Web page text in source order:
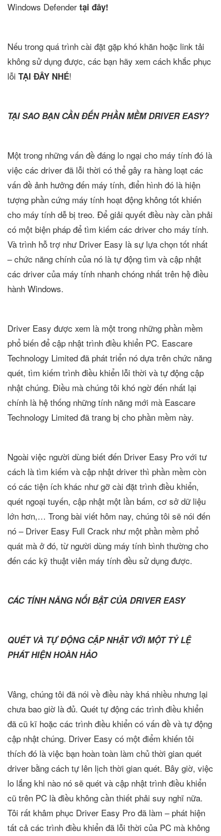
Windows Defender tại đây!
Nếu trong quá trình cài đặt gặp khó khăn hoặc link tải
không sử dụng được, các bạn hãy xem cách khắc phục
lỗi TẠI ĐÂY NHÉ!
TẠI SAO BẠN CẦN ĐẾN PHẦN MỀM DRIVER EASY?
Một trong những vấn đề đáng lo ngại cho máy tính đó là
việc các driver đã lỗi thời có thể gây ra hàng loạt các
vấn đề ảnh hưởng đến máy tính, điển hình đó là hiện
tượng phần cứng máy tính hoạt động không tốt khiến
cho máy tính dễ bị treo. Để giải quyết điều này cần phải
có một biện pháp để tìm kiếm các driver cho máy tính.
Và trình hỗ trợ như Driver Easy là sự lựa chọn tốt nhất
– chức năng chính của nó là tự động tìm và cập nhật
các driver của máy tính nhanh chóng nhất trên hệ điều
hành Windows.
Driver Easy được xem là một trong những phần mềm
phổ biến để cập nhật trình điều khiển PC. Eascare
Technology Limited đã phát triển nó dựa trên chức năng
quét, tìm kiếm trình điều khiển lỗi thời và tự động cập
nhật chúng. Điều mà chúng tôi khó ngờ đến nhất lại
chính là hệ thống những tính năng mới mà Eascare
Technology Limited đã trang bị cho phần mềm này.
Ngoài việc người dùng biết đến Driver Easy Pro với tư
cách là tìm kiếm và cập nhật driver thì phần mềm còn
có các tiện ích khác như gỡ cài đặt trình điều khiển,
quét ngoại tuyến, cập nhật một lần bấm, cơ sở dữ liệu
lớn hơn,… Trong bài viết hôm nay, chúng tôi sẽ nói đến
nó – Driver Easy Full Crack như một phần mềm phổ
quát mà ở đó, từ người dùng máy tính bình thường cho
đến các kỹ thuật viên máy tính đều sử dụng được.
CÁC TÍNH NĂNG NỔI BẬT CỦA DRIVER EASY
QUÉT VÀ TỰ ĐỘNG CẬP NHẬT VỚI MỘT TỶ LỆ
PHÁT HIỆN HOÀN HẢO
Vâng, chúng tôi đã nói về điều này khá nhiều nhưng lại
chưa bao giờ là đủ. Quét tự động các trình điều khiển
đã cũ kĩ hoặc các trình điều khiển có vấn đề và tự động
cập nhật chúng. Driver Easy có một điểm khiến tôi
thích đó là việc bạn hoàn toàn làm chủ thời gian quét
driver bằng cách tự lên lịch thời gian quét. Bây giờ, việc
lo lắng khi nào nó sẽ quét và cập nhật trình điều khiển
cũ trên PC là điều không cần thiết phải suy nghĩ nữa.
Tôi rất khâm phục Driver Easy Pro đã làm – phát hiện
tất cả các trình điều khiển đã lỗi thời của PC mà không